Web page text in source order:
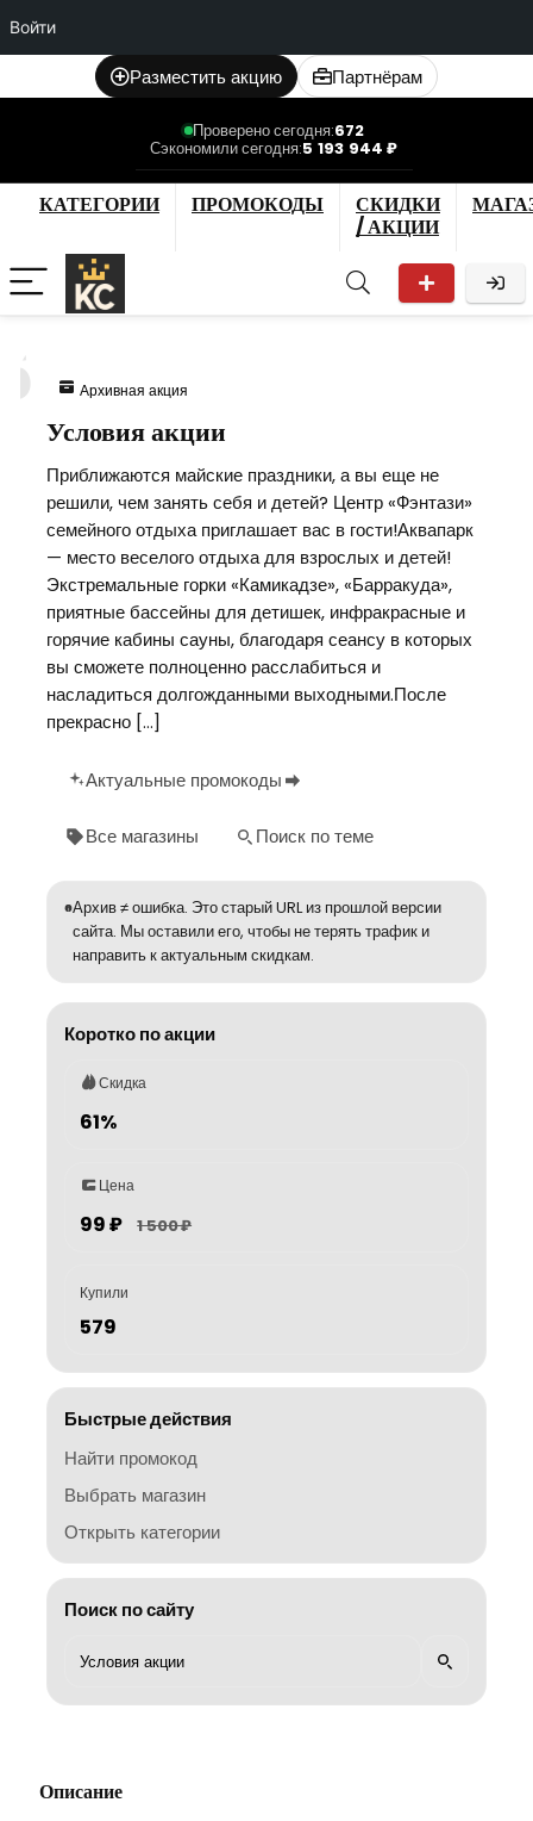
Войти
Разместить акцию Партнёрам
Проверено сегодня:672
Сэкономили сегодня:5 193 944 ₽
КАТЕГОРИИ ПРОМОКОДЫ
СКИДКИ
/ АКЦИИ
Архивная акция
Условия акции
Приближаются майские праздники, а вы еще не
решили, чем занять себя и детей? Центр «Фэнтази»
семейного отдыха приглашает вас в гости!Аквапарк
— место веселого отдыха для взрослых и детей!
Экстремальные горки «Камикадзе», «Барракуда»,
приятные бассейны для детишек, инфракрасные и
горячие кабины сауны, благодаря сеансу в которых
вы сможете полноценно расслабиться и
насладиться долгожданными выходными.После
прекрасно […]
Актуальные промокоды
Все магазины Поиск по теме
Архив ≠ ошибка. Это старый URL из прошлой версии
сайта. Мы оставили его, чтобы не терять трафик и
направить к актуальным скидкам.
Коротко по акции
Скидка
61%
Цена
99 ₽ 1 500 ₽
Купили
579
Быстрые действия
Найти промокод
Выбрать магазин
Открыть категории
Поиск по сайту
Описание